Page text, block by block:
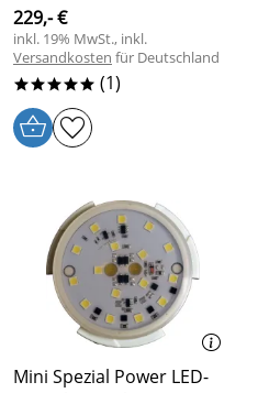
229,- €
inkl. 19% MwSt., inkl.
Versandkosten für Deutschland
***** (1)
Mini Spezial Power LED-